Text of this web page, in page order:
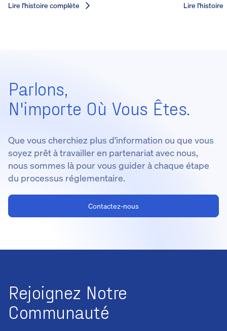
Lire l'histoire complète Lire l'histoire
Parlons,
N'importe Où Vous Êtes.
Que vous cherchiez plus d'information ou que vous
soyez prêt à travailler en partenariat avec nous,
nous sommes là pour vous guider à chaque étape
du processus réglementaire.
Contactez-nous
Rejoignez Notre
Communauté